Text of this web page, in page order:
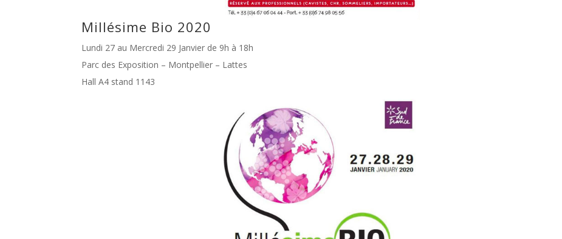
Millésime Bio 2020
Lundi 27 au Mercredi 29 Janvier de 9h à 18h
Parc des Exposition – Montpellier – Lattes
Hall A4 stand 1143